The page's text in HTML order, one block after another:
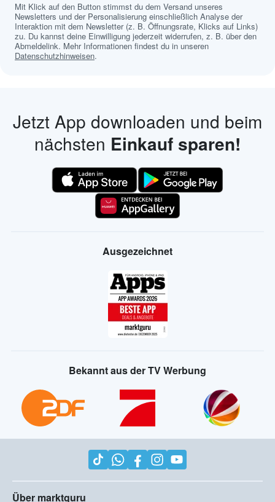
Mit Klick auf den Button stimmst du dem Versand unseres
Newsletters und der Personalisierung einschließlich Analyse der
Interaktion mit dem Newsletter (z. B. Öffnungsrate, Klicks auf Links)
zu. Du kannst deine Einwilligung jederzeit widerrufen, z. B. über den
Abmeldelink. Mehr Informationen findest du in unseren
Datenschutzhinweisen.
Jetzt App downloaden und beim
nächsten Einkauf sparen!
Ausgezeichnet
Bekannt aus der TV Werbung
Über marktguru